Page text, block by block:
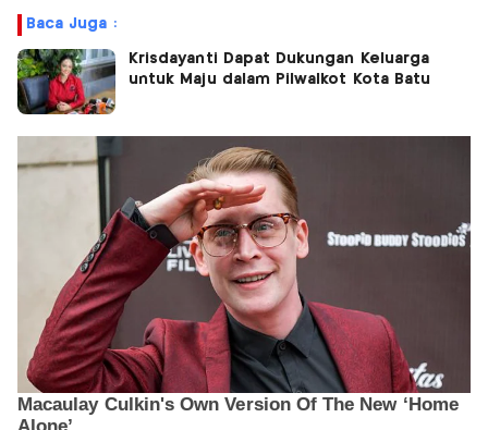
Baca Juga :
Krisdayanti Dapat Dukungan Keluarga
untuk Maju dalam Pilwalkot Kota Batu